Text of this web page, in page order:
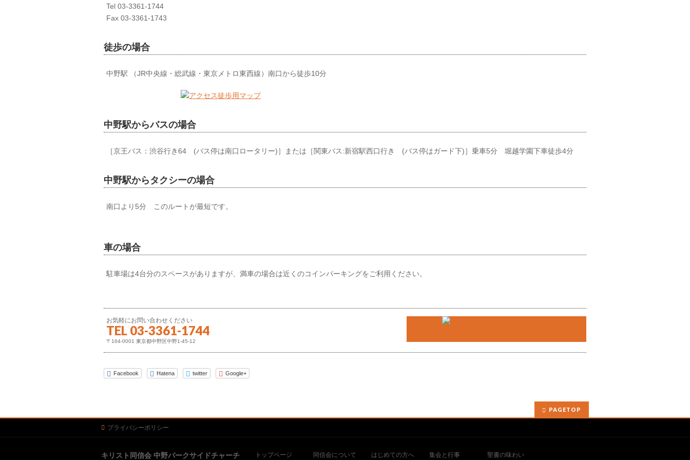
Tel 03-3361-1744
Fax 03-3361-1743
徒歩の場合
中野駅 （JR中央線・総武線・東京メトロ東西線）南口から徒歩10分
中野駅からバスの場合
［京王バス：渋谷行き64 (バス停は南口ロータリー)］または［関東バス:新宿駅西口行き (バス停はガード下)］乗車5分 堀越学園下車徒歩4分
中野駅からタクシーの場合
南口より5分 このルートが最短です。
車の場合
駐車場は4台分のスペースがありますが、満車の場合は近くのコインパーキングをご利用ください。
お気軽にお問い合わせください
TEL 03-3361-1744
〒164-0001 東京都中野区中野1-45-12
Facebook Hatena twitter Google+
PAGETOP
プライバシーポリシー
キリスト同信会 中野パークサイドチャーチ トップページ 同信会について はじめての方へ 集会と行事 聖書の味わい